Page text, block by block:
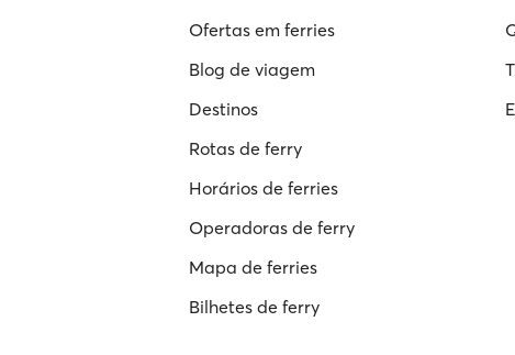
Ofertas em ferries
Blog de viagem
Destinos
Rotas de ferry
Horários de ferries
Operadoras de ferry
Mapa de ferries
Bilhetes de ferry